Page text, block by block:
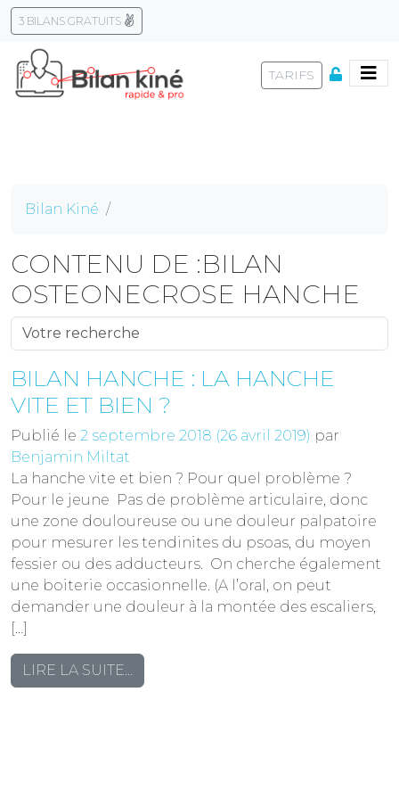
3 BILANS GRATUITS
content
TARIFS
Bilan Kiné
CONTENU DE :BILAN
OSTEONECROSE HANCHE
BILAN HANCHE : LA HANCHE
VITE ET BIEN ?
Publié le 2 septembre 2018 (26 avril 2019) par
Benjamin Miltat
La hanche vite et bien ? Pour quel problème ?
Pour le jeune Pas de problème articulaire, donc
une zone douloureuse ou une douleur palpatoire
pour mesurer les tendinites du psoas, du moyen
fessier ou des adducteurs. On cherche également
une boiterie occasionnelle. (A l’oral, on peut
demander une douleur à la montée des escaliers,
[…]
LIRE LA SUITE…
BILAN